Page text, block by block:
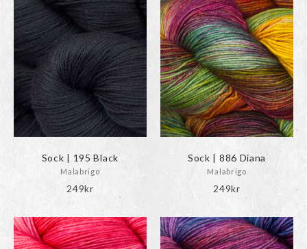
Sock | 195 Black
Malabrigo
249kr
Sock | 886 Diana
Malabrigo
249kr